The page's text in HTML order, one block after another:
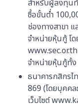
สำหรับผู้ลงทุน
ซื้อขั้นต่ำ
ช่องทางสาขา
จำหน่ายหุ้นกู้ โ
จำหน่ายหุ้นกู้ทั้ง
ธนาคารกสิกรไ
869 (โดยบุคค
เว็บไซต์